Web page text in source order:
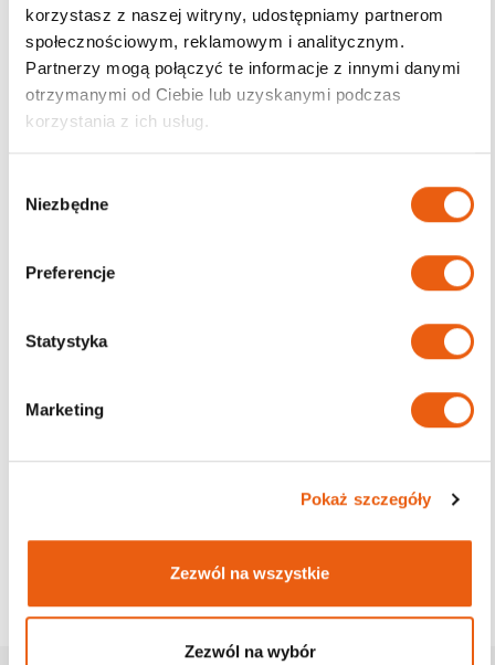
korzystasz z naszej witryny, udostępniamy partnerom
społecznościowym, reklamowym i analitycznym.
Partnerzy mogą połączyć te informacje z innymi danymi
otrzymanymi od Ciebie lub uzyskanymi podczas
korzystania z ich usług.
Niezbędne
Preferencje
Statystyka
Marketing
Pokaż szczegóły
Zezwól na wszystkie
Zezwól na wybór
Darmowa dostawa
od 200zł